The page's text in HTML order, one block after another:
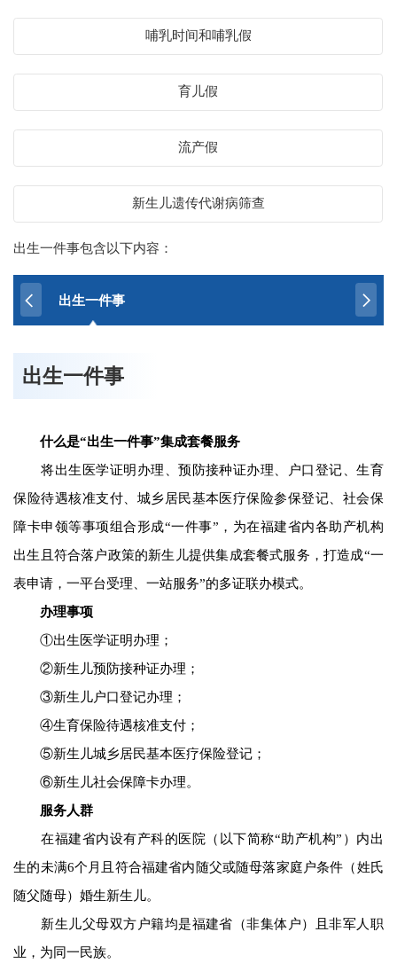
哺乳时间和哺乳假
育儿假
流产假
新生儿遗传代谢病筛查
出生一件事包含以下内容：
出生一件事
出生一件事
什么是“出生一件事”集成套餐服务
将出生医学证明办理、预防接种证办理、户口登记、生育
保险待遇核准支付、城乡居民基本医疗保险参保登记、社会保
障卡申领等事项组合形成“一件事”，为在福建省内各助产机构
出生且符合落户政策的新生儿提供集成套餐式服务，打造成“一
表申请，一平台受理、一站服务”的多证联办模式。
办理事项
①出生医学证明办理；
②新生儿预防接种证办理；
③新生儿户口登记办理；
④生育保险待遇核准支付；
⑤新生儿城乡居民基本医疗保险登记；
⑥新生儿社会保障卡办理。
服务人群
在福建省内设有产科的医院（以下简称“助产机构”）内出
生的未满6个月且符合福建省内随父或随母落家庭户条件（姓氏
随父随母）婚生新生儿。
新生儿父母双方户籍均是福建省（非集体户）且非军人职
业，为同一民族。